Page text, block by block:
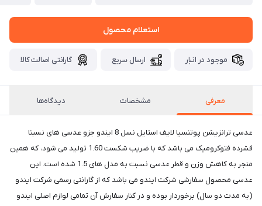
استعلام محصول
موجود در انبار ارسال سریع گارانتی اصالت کالا
معرفی مشخصات دیدگاه‌ها
عدسی ترانزیشن پوتنسیا لایف استایل نسل 8 ایندو جزو عدسی های نسبتا
فشرده فتوکرومیک می باشد که با ضریب شکست 1.60 تولید می شود، که همین
منجر به کاهش وزن و قطر عدسی نسبت به مدل های 1.5 شده است. این
عدسی محصول سفارشی شرکت ایندو می باشد که از گارانتی رسمی شرکت ایندو
(به مدت دو سال) برخوردار بوده و در کنار سفارش آن تمامی لوازم اصلی ایندو